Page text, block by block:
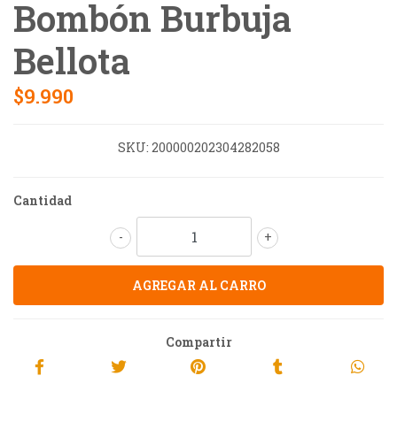
Bombón Burbuja
Bellota
$9.990
SKU: 200000202304282058
Cantidad
+
-
Compartir